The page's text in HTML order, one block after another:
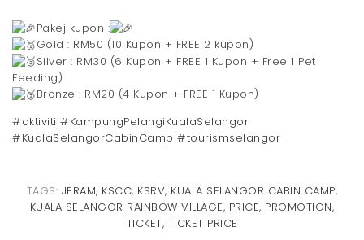
Pakej kupon :
Gold : RM50 (10 Kupon + FREE 2 kupon)
Silver : RM30 (6 Kupon + FREE 1 Kupon + Free 1 Pet
Feeding)
Bronze : RM20 (4 Kupon + FREE 1 Kupon)
#aktiviti #KampungPelangiKualaSelangor
#KualaSelangorCabinCamp #tourismselangor
TAGS: JERAM, KSCC, KSRV, KUALA SELANGOR CABIN CAMP,
KUALA SELANGOR RAINBOW VILLAGE, PRICE, PROMOTION,
TICKET, TICKET PRICE